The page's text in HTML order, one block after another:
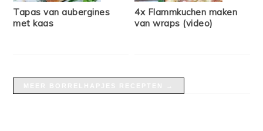
Tapas van aubergines
met kaas
4x Flammkuchen maken
van wraps (video)